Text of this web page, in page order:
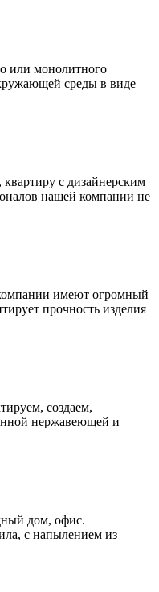
или монолитного
среды в виде
с дизайнерским
нашей компании не
имеют огромный
прочность изделия
создаем,
нержавеющей и
дом, офис.
с напылением из